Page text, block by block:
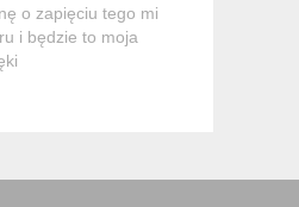
o zapięciu tego mi
i będzie to moja